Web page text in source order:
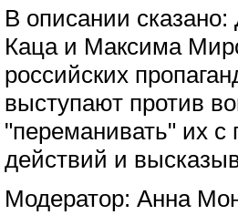
В описании
Каца и Максима
российских
выступают против
"переманивать" их
действий и
Модератор: Анна